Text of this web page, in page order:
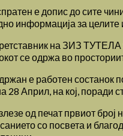
е допис до сите
информација за
на ЗИЗ ТУТЕЛА
се одржа во
е работен состанок
28 Април, на кој, поради
од печат првиот
со посвета и